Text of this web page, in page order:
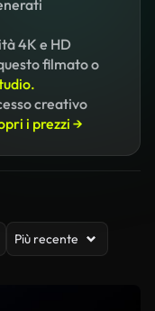
4K e HD
filmato o
creativo
i prezzi →
Più recente